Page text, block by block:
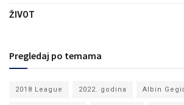
ŽIVOT
Pregledaj po temama
2018 League 2022. godina Albin